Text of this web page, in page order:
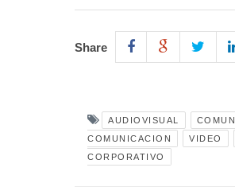
Share
AUDIOVISUAL
COMUNICACION
VIDEO
CORPORATIVO